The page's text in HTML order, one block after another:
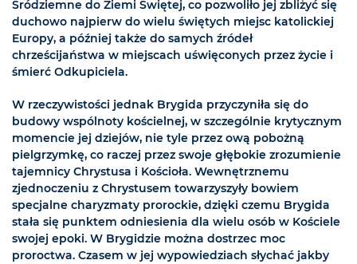
Śródziemne do Ziemi Świętej, co pozwoliło jej zbliżyć się
duchowo najpierw do wielu świętych miejsc katolickiej
Europy, a później także do samych źródeł
chrześcijaństwa w miejscach uświęconych przez życie i
śmierć Odkupiciela.
W rzeczywistości jednak Brygida przyczyniła się do
budowy wspólnoty kościelnej, w szczególnie krytycznym
momencie jej dziejów, nie tyle przez ową pobożną
pielgrzymkę, co raczej przez swoje głębokie zrozumienie
tajemnicy Chrystusa i Kościoła. Wewnętrznemu
zjednoczeniu z Chrystusem towarzyszyły bowiem
specjalne charyzmaty prorockie, dzięki czemu Brygida
stała się punktem odniesienia dla wielu osób w Kościele
swojej epoki. W Brygidzie można dostrzec moc
proroctwa. Czasem w jej wypowiedziach słychać jakby